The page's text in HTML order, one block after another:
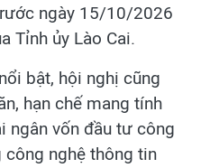
ngày 15/10/2026
Tỉnh ủy Lào Cai.
bật, hội nghị cũng
hạn chế mang tính
ngân vốn đầu tư công
nghệ thông tin